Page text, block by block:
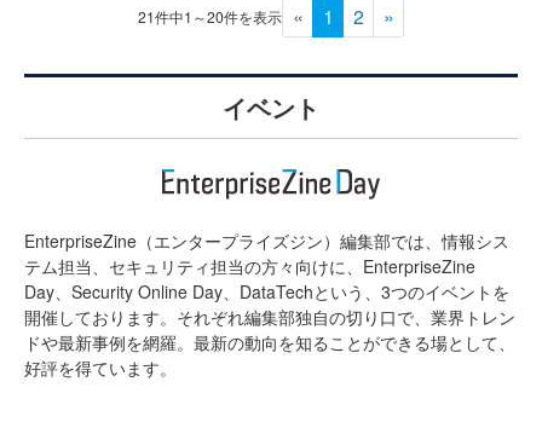
21件中1～20件を表示 « 1 2 »
イベント
EnterpriseZine（エンタープライズジン）編集部では、情報シス
テム担当、セキュリティ担当の方々向けに、EnterpriseZine
Day、Security Online Day、DataTechという、3つのイベントを
開催しております。それぞれ編集部独自の切り口で、業界トレン
ドや最新事例を網羅。最新の動向を知ることができる場として、
好評を得ています。